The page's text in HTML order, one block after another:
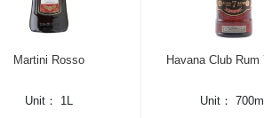
Martini Rosso
Unit：
1L
Havana Club Rum
Unit：
700ml